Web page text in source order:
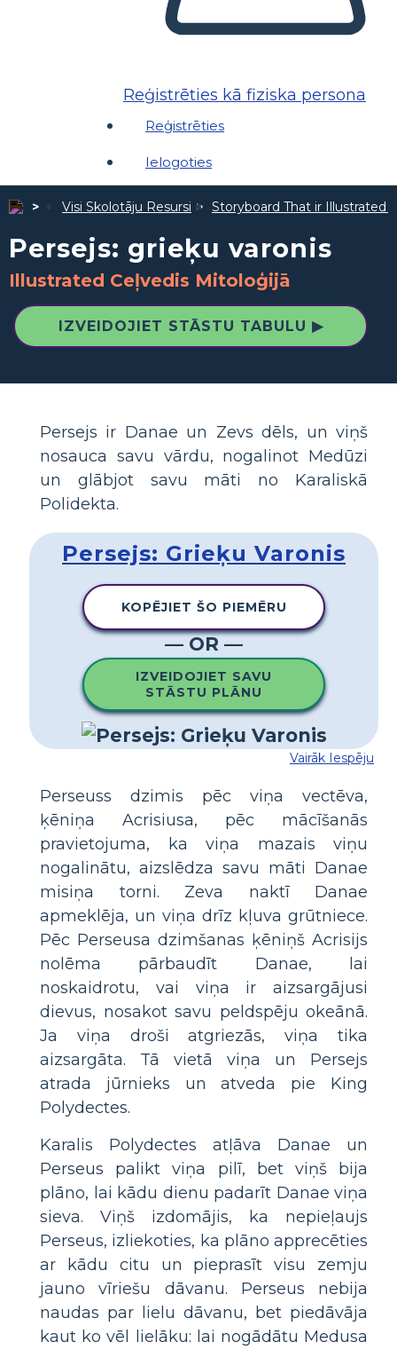
Reģistrēties kā fiziska persona
Reģistrēties
Ielogoties
Visi Skolotāju Resursi Storyboard That ir Illustrated
Persejs: grieķu varonis
Illustrated Ceļvedis Mitoloģijā
IZVEIDOJIET STĀSTU TABULU ▶
Persejs ir Danae un Zevs dēls, un viņš
nosauca savu vārdu, nogalinot Medūzi
un glābjot savu māti no Karaliskā
Polidekta.
Persejs: Grieķu Varonis
KOPĒJIET ŠO PIEMĒRU
— OR —
IZVEIDOJIET SAVU
STĀSTU PLĀNU
Vairāk Iespēju
Perseuss dzimis pēc viņa vectēva,
ķēniņa Acrisiusa, pēc mācīšanās
pravietojuma, ka viņa mazais viņu
nogalinātu, aizslēdza savu māti Danae
misiņa torni. Zeva naktī Danae
apmeklēja, un viņa drīz kļuva grūtniece.
Pēc Perseusa dzimšanas ķēniņš Acrisijs
nolēma pārbaudīt Danae, lai
noskaidrotu, vai viņa ir aizsargājusi
dievus, nosakot savu peldspēju okeānā.
Ja viņa droši atgriezās, viņa tika
aizsargāta. Tā vietā viņa un Persejs
atrada jūrnieks un atveda pie King
Polydectes.
Karalis Polydectes atļāva Danae un
Perseus palikt viņa pilī, bet viņš bija
plāno, lai kādu dienu padarīt Danae viņa
sieva. Viņš izdomājis, ka nepieļaujs
Perseus, izliekoties, ka plāno apprecēties
ar kādu citu un pieprasīt visu zemju
jauno vīriešu dāvanu. Perseus nebija
naudas par lielu dāvanu, bet piedāvāja
kaut ko vēl lielāku: lai nogādātu Medusa